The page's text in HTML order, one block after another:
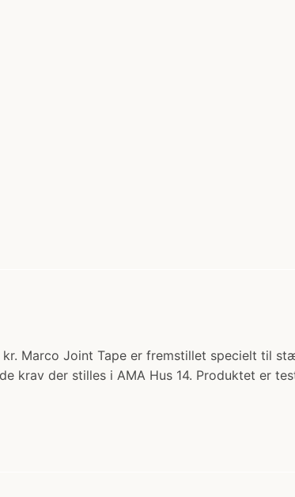
kr. Marco Joint Tape er fremstillet specielt til
der stilles i AMA Hus 14. Produktet er